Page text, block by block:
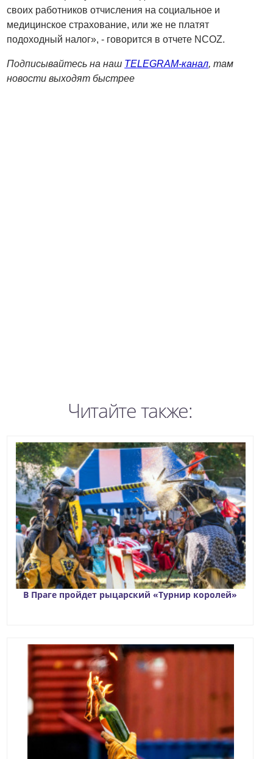
своих работников отчисления на социальное и
медицинское страхование, или же не платят
подоходный налог», - говорится в отчете NCOZ.
Подписывайтесь на наш TELEGRAM-канал, там
новости выходят быстрее
Читайте также:
В Праге пройдет рыцарский «Турнир королей»